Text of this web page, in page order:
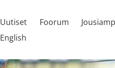
Uutiset Foorum
English